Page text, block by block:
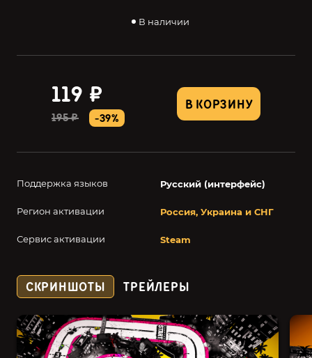
В наличии
В КОРЗИНУ
119 ₽
195 ₽ -39%
Поддержка языков Русский (интерфейс)
Регион активации Россия, Украина и СНГ
Сервис активации Steam
СКРИНШОТЫ ТРЕЙЛЕРЫ